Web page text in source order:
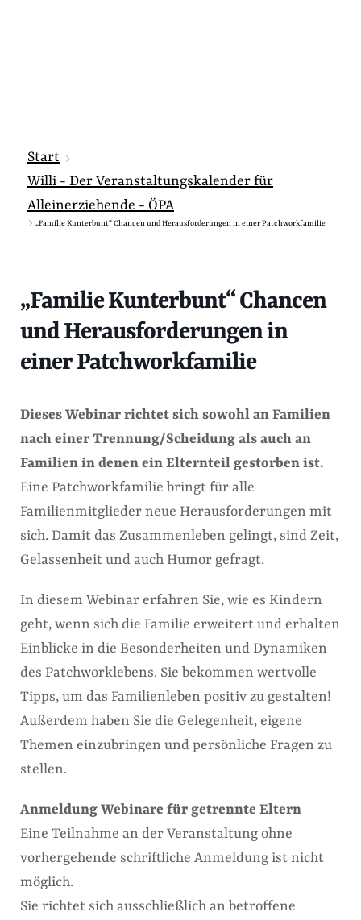
Start
Willi - Der Veranstaltungskalender für
Alleinerziehende - ÖPA
„Familie Kunterbunt“ Chancen und Herausforderungen in einer Patchworkfamilie
„Familie Kunterbunt“ Chancen
und Herausforderungen in
einer Patchworkfamilie
Dieses Webinar richtet sich sowohl an Familien
nach einer Trennung/Scheidung als auch an
Familien in denen ein Elternteil gestorben ist.
Eine Patchworkfamilie bringt für alle
Familienmitglieder neue Herausforderungen mit
sich. Damit das Zusammenleben gelingt, sind Zeit,
Gelassenheit und auch Humor gefragt.
In diesem Webinar erfahren Sie, wie es Kindern
geht, wenn sich die Familie erweitert und erhalten
Einblicke in die Besonderheiten und Dynamiken
des Patchworklebens. Sie bekommen wertvolle
Tipps, um das Familienleben positiv zu gestalten!
Außerdem haben Sie die Gelegenheit, eigene
Themen einzubringen und persönliche Fragen zu
stellen.
Anmeldung Webinare für getrennte Eltern
Eine Teilnahme an der Veranstaltung ohne
vorhergehende schriftliche Anmeldung ist nicht
möglich.
Sie richtet sich ausschließlich an betroffene